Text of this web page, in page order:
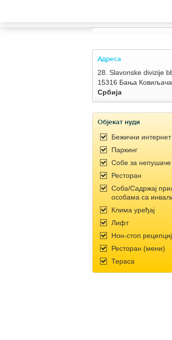
Адреса
28. Slavonske divizije
15316 Бања Ковиљача
Србија
Објекат нуди
Бежични интернет
Паркинг
Собe за непушаче
Ресторан
Соба/Садржај
особама са
Клима уређај
Лифт
Нон-стоп
Ресторан (мени)
Тераса
Property management system